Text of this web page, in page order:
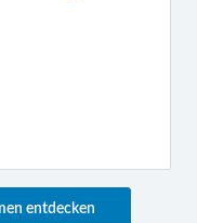
entdecken